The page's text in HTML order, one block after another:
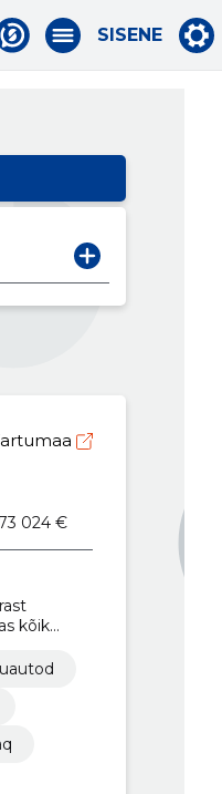
SISENE
024 €
kõik
seda